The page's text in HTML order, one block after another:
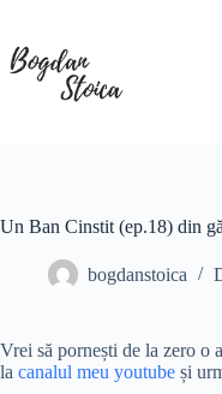
content
Un Ban Cinstit (ep.18) din
bogdanstoica
Vrei să pornești de la zero o
la canalul meu youtube și